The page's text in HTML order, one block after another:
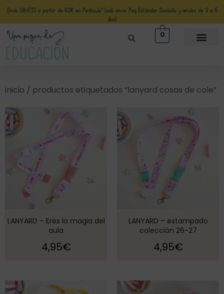
Envío GRATIS a partir de 50€ en Península* (solo envio Paq Estándar Domicilio y envíos de 3 a 5
días)
0
inicio / productos etiquetados “lanyard cosas de cole”
LANYARD – Eres la magia del
aula
4,95€
LANYARD – estampado
colección 26-27
4,95€